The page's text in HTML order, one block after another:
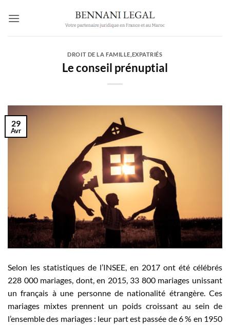
DROIT DE LA FAMILLE EXPATRIÉS
Le conseil prénuptial
29
Avr
Selon les statistiques de l’INSEE, en 2017 ont été célébrés
228 000 mariages, dont, en 2015, 33 800 mariages unissant
un français à une personne de nationalité étrangère. Ces
mariages mixtes prennent un poids croissant au sein de
l’ensemble des mariages : leur part est passée de 6 % en 1950